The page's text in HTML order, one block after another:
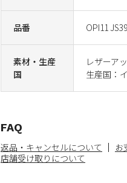
品番 OPI11
素材・生産
国
レザーア
生産国：
FAQ
返品・キャンセルについて お
店舗受け取りについて